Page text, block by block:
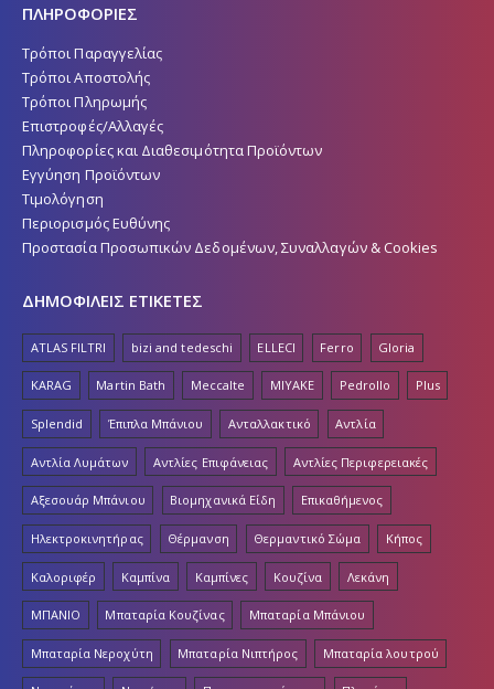
ΠΛΗΡΟΦΟΡΙΕΣ
Τρόποι Παραγγελίας
Τρόποι Αποστολής
Τρόποι Πληρωμής
Επιστροφές/Αλλαγές
Πληροφορίες και Διαθεσιμότητα Προϊόντων
Εγγύηση Προϊόντων
Τιμολόγηση
Περιορισμός Ευθύνης
Προστασία Προσωπικών Δεδομένων, Συναλλαγών & Cookies
ΔΗΜΟΦΙΛΕΙΣ ΕΤΙΚΕΤΕΣ
ATLAS FILTRI bizi and tedeschi ELLECI Ferro Gloria
KARAG Martin Bath Meccalte MIYAKE Pedrollo Plus
Splendid Έπιπλα Μπάνιου Ανταλλακτικό Αντλία
Αντλία Λυμάτων Αντλίες Επιφάνειας Αντλίες Περιφερειακές
Αξεσουάρ Μπάνιου Βιομηχανικά Είδη Επικαθήμενος
Ηλεκτροκινητήρας Θέρμανση Θερμαντικό Σώμα Κήπος
Καλοριφέρ Καμπίνα Καμπίνες Κουζίνα Λεκάνη
ΜΠΑΝΙΟ Μπαταρία Κουζίνας Μπαταρία Μπάνιου
Μπαταρία Νεροχύτη Μπαταρία Νιπτήρος Μπαταρία λουτρού